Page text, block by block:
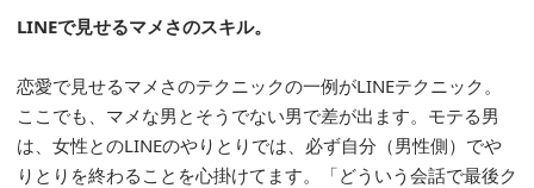
LINEで見せるマメさのスキル。
恋愛で見せるマメさのテクニックの一例がLINEテクニック。
ここでも、マメな男とそうでない男で差が出ます。モテる男
は、女性とのLINEのやりとりでは、必ず自分（男性側）でや
りとりを終わることを心掛けてます。「どういう会話で最後ク